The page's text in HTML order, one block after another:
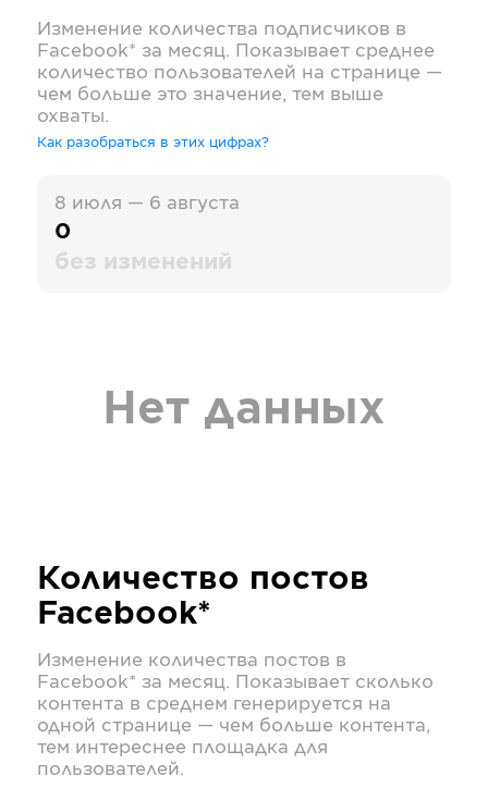
Изменение количества подписчиков в
Facebook* за месяц. Показывает среднее
количество пользователей на странице —
чем больше это значение, тем выше
охваты.
Как разобраться в этих цифрах?
8 июля — 6 августа
0
без изменений
Нет данных
Количество постов
Facebook*
Изменение количества постов в
Facebook* за месяц. Показывает сколько
контента в среднем генерируется на
одной странице — чем больше контента,
тем интереснее площадка для
пользователей.